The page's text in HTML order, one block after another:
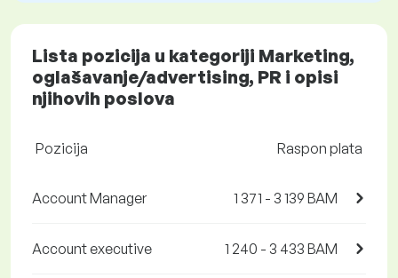
Lista pozicija u kategoriji Marketing,
oglašavanje/advertising, PR i opisi
njihovih poslova
Pozicija Raspon plata
Account Manager 1 371 - 3 139 BAM
Account executive 1 240 - 3 433 BAM